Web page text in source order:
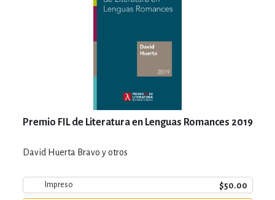
Premio FIL de Literatura en Lenguas Romances 2019
David Huerta Bravo y otros
Impreso $50.00